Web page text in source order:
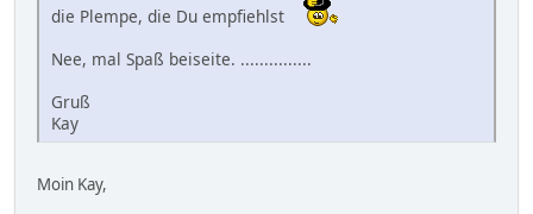
die Plempe, die Du empfiehlst
Nee, mal Spaß beiseite. ...............
Gruß
Kay
Moin Kay,